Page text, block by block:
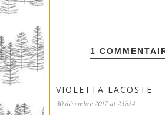
1
VIOLETTA LACOSTE
30 décembre 2017 at 23h24